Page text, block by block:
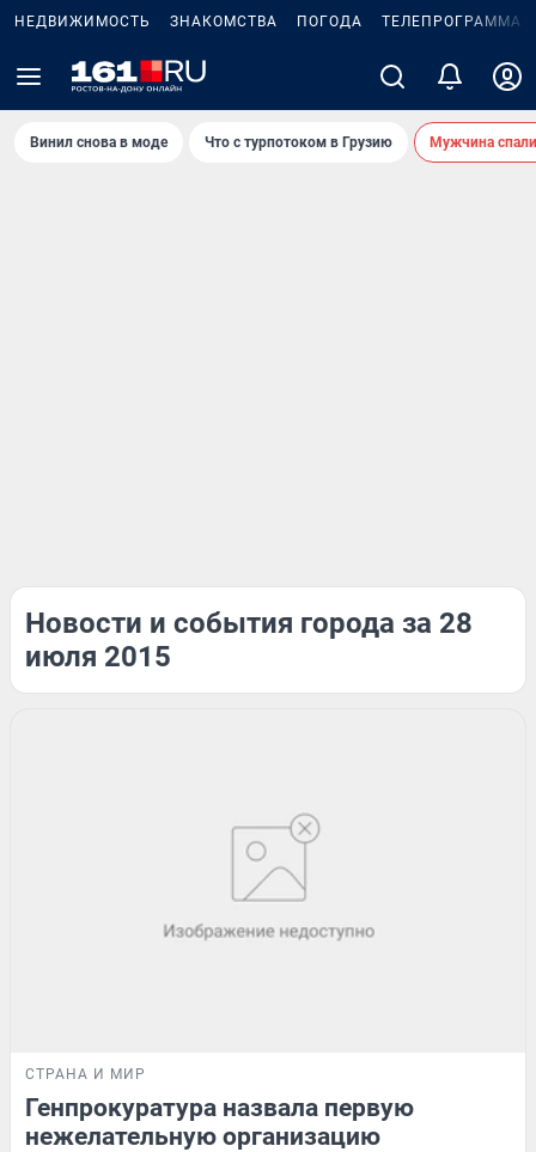
НЕДВИЖИМОСТЬ ЗНАКОМСТВА ПОГОДА ТЕЛЕПРОГРАММА
Винил снова в моде Что с турпотоком в Грузию Мужчина
Новости и события города за 28
июля 2015
СТРАНА И МИР
Генпрокуратура назвала первую
нежелательную организацию